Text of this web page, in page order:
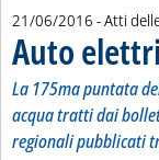
21/06/2016 - Atti
Auto
La 175ma puntata
acqua tratti dai
regionali pubblicati